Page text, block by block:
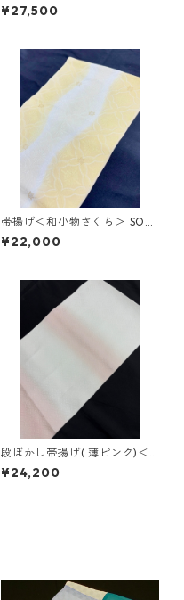
ら＞ SOA-80
¥27,500
帯揚げ＜和小物さくら＞ SOA-
79
¥22,000
段ぼかし帯揚げ( 薄ピンク)＜
和小物さくら＞ SOA-78
¥24,200